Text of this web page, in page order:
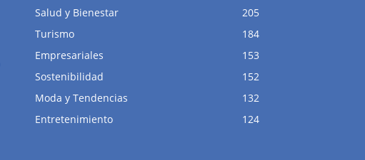
Salud y Bienestar
205
Turismo
184
Empresariales
153
Sostenibilidad
152
Moda y Tendencias
132
Entretenimiento
124